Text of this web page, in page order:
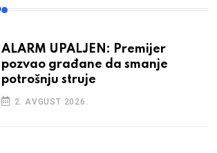
ALARM UPALJEN: Premijer
pozvao građane da smanje
potrošnju struje
2. AVGUST 2026.